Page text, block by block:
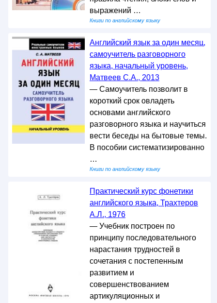
выражений …
Книги по английскому языку
Английский язык за один месяц,
самоучитель разговорного
языка, начальный уровень,
Матвеев С.А., 2013
— Самоучитель позволит в
короткий срок овладеть
основами английского
разговорного языка и научиться
вести беседы на бытовые темы.
В пособии систематизированно
…
Книги по английскому языку
Практический курс фонетики
английского языка, Трахтеров
А.Л., 1976
— Учебник построен по
принципу последовательного
нарастания трудностей в
сочетания с постепенным
развитием и
совершенствованием
артикуляционных и